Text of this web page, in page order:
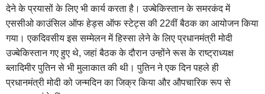
देने के प्रयासों के लिए भी कार्य करता है। उज्बेकिस्तान के समरकंद में
एससीओ काउंसिल ऑफ हेड्स ऑफ स्टेट्स की 22वीं बैठक का आयोजन किया
गया। एकदिवसीय इस सम्मेलन में हिस्सा लेने के लिए प्रधानमंत्री मोदी
उज्बेकिस्तान गए हुए थे, जहां बैठक के दौरान उन्‍होंने रूस के राष्‍ट्राध्‍यक्ष
ब्‍लादिमीर पुतिन से भी मुलाकात की थी। पुतिन ने एक दिन पहले ही
प्रधानमंत्री मोदी को जन्मदिन का जिक्र किया और औपचारिक रूप से